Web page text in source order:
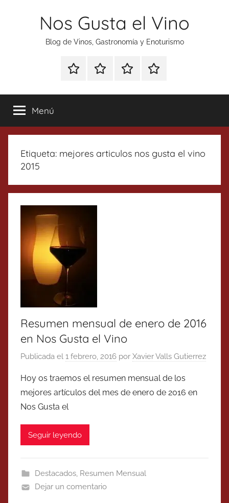
Nos Gusta el Vino
Blog de Vinos, Gastronomía y Enoturismo
Especial
Tonics
Enoturismo
Gastronomía
RankingContacto
Menú
Etiqueta: mejores articulos nos gusta el vino
2015
Resumen mensual de enero de 2016
en Nos Gusta el Vino
Publicada el 1 febrero, 2016 por Xavier Valls Gutierrez
Hoy os traemos el resumen mensual de los
mejores artículos del mes de enero de 2016 en
Nos Gusta el
Seguir leyendo
Destacados, Resumen Mensual
Dejar un comentario